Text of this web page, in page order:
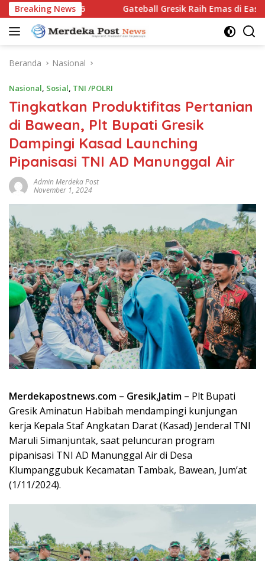
Langsung
ke
konten
Breaking News
2026 Gateball Gresik Raih Emas di East Java
Beranda Nasional
Nasional, Sosial, TNI /POLRI
Tingkatkan Produktifitas Pertanian
di Bawean, Plt Bupati Gresik
Dampingi Kasad Launching
Pipanisasi TNI AD Manunggal Air
Admin Merdeka Post
November 1, 2024
Merdekapostnews.com – Gresik,Jatim – Plt Bupati
Gresik Aminatun Habibah mendampingi kunjungan
kerja Kepala Staf Angkatan Darat (Kasad) Jenderal TNI
Maruli Simanjuntak, saat peluncuran program
pipanisasi TNI AD Manunggal Air di Desa
Klumpanggubuk Kecamatan Tambak, Bawean, Jum’at
(1/11/2024).